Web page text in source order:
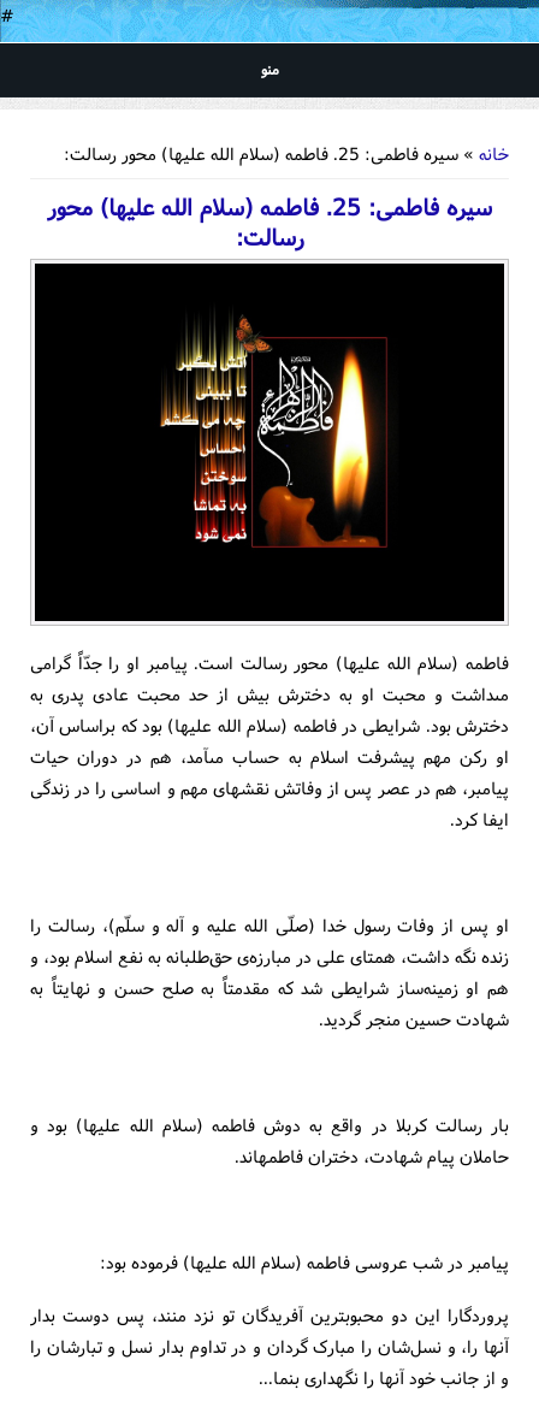
#
منو
خانه » سیره فاطمی: 25. فاطمه (سلام الله علیها) محور رسالت:
سیره فاطمی: 25. فاطمه (سلام الله علیها) محور
رسالت:
فاطمه (سلام الله علیها) محور رسالت است. پیامبر او را جدّاً گرامى
مى‏داشت و محبت او به دخترش بیش از حد محبت عادى پدرى به
دخترش بود. شرایطى در فاطمه (سلام الله علیها) بود که براساس آن،
او رکن مهم پیشرفت اسلام به حساب مى‏آمد، هم در دوران حیات
پیامبر، هم در عصر پس از وفاتش نقش‏هاى مهم و اساسى را در زندگى
ایفا کرد.
او پس از وفات رسول خدا (صلّی الله علیه و آله و سلّم)، رسالت را
زنده نگه داشت، همتاى على در مبارزه‌ی حق‌طلبانه به نفع اسلام بود، و
هم او زمینه‌ساز شرایطى شد که مقدمتاً به صلح حسن و نهایتاً به
شهادت حسین منجر گردید.
بار رسالت کربلا در واقع به دوش فاطمه (سلام الله علیها) بود و
حاملان پیام شهادت، دختران فاطمه‏اند.
پیامبر در شب عروسى فاطمه (سلام الله علیها) فرموده بود:
پروردگارا این دو محبوبترین آفریدگان تو نزد منند، پس دوست بدار
آنها را، و نسل‌شان را مبارک گردان و در تداوم بدار نسل و تبارشان را
و از جانب خود آنها را نگهدارى بنما...